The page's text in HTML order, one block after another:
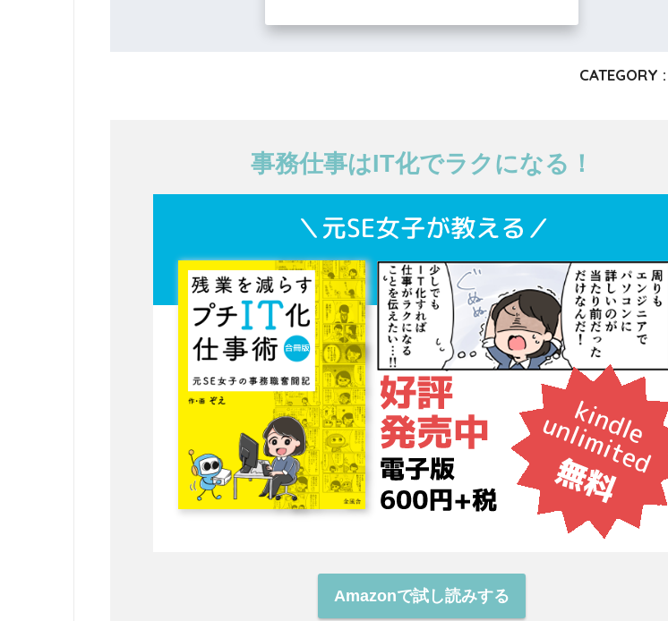
CATEGORY :
事務仕事はIT化でラクになる！
Amazonで試し読みする